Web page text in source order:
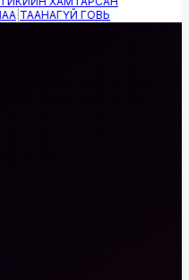
|ТААНАГҮЙ ГОВЬ